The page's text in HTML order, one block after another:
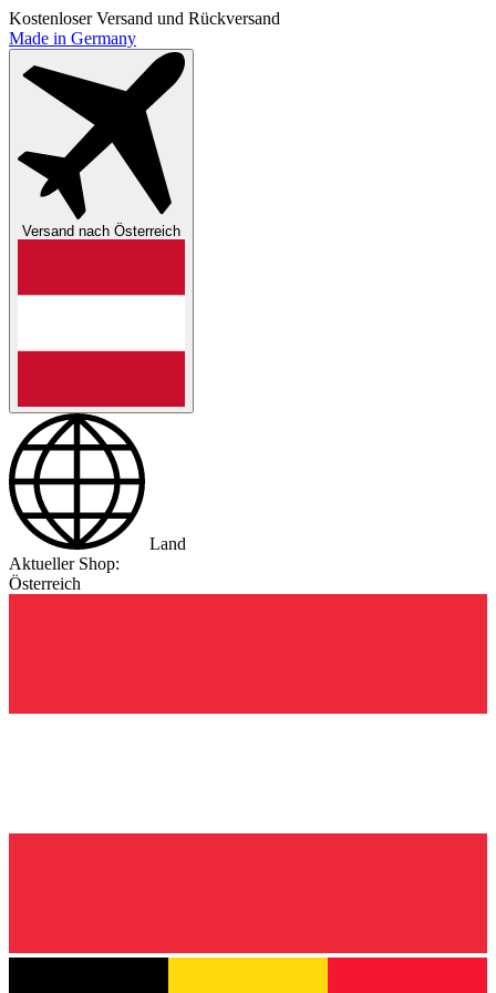
Kostenloser Versand und Rückversand
Made in Germany
Versand nach Österreich
Land
Aktueller Shop:
Österreich